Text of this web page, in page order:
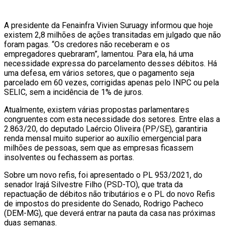
A presidente da Fenainfra Vivien Suruagy informou que hoje
existem 2,8 milhões de ações transitadas em julgado que não
foram pagas. “Os credores não receberam e os
empregadores quebraram”, lamentou. Para ela, há uma
necessidade expressa do parcelamento desses débitos. Há
uma defesa, em vários setores, que o pagamento seja
parcelado em 60 vezes, corrigidas apenas pelo INPC ou pela
SELIC, sem a incidência de 1% de juros.
Atualmente, existem várias propostas parlamentares
congruentes com esta necessidade dos setores. Entre elas a
2.863/20, do deputado Laércio Oliveira (PP/SE), garantiria
renda mensal muito superior ao auxílio emergencial para
milhões de pessoas, sem que as empresas ficassem
insolventes ou fechassem as portas.
Sobre um novo refis, foi apresentado o PL 953/2021, do
senador Irajá Silvestre Filho (PSD-TO), que trata da
repactuação de débitos não tributários e o PL do novo Refis
de impostos do presidente do Senado, Rodrigo Pacheco
(DEM-MG), que deverá entrar na pauta da casa nas próximas
duas semanas.